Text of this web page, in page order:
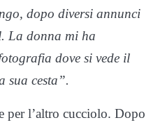
dopo diversi annunci
La donna mi ha
dove si vede il
sua cesta”.
per l’altro cucciolo. Dopo